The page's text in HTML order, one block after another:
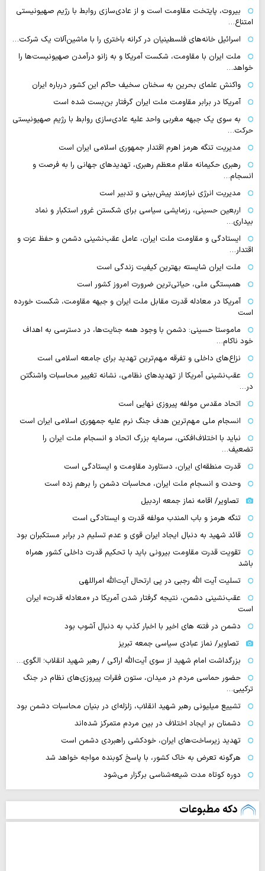
بیروت، پایتخت مقاومت است و از عادی‌سازی روابط با رژیم صهیونیستی
امتناع…
اسرائیل خانه‌های فلسطینیان در کرانه باختری را با ماشین‌آلات یک شرکت…
ملت ایران با مقاومت، شکست آمریکا و به زانو درآمدن صهیونیست‌ها را
خواهد…
واکنش علمای بحرین به سخنان سخیف حاکم این کشور درباره ایران
آمریکا در برابر مقاومت ملت ایران گرفتار بن‌بست شده است
به سوی یک جبهه مغربی واحد علیه عادی‌سازی روابط با رژیم صهیونیستی
حرکت…
مدیریت تنگه هرمز اهرم اقتدار جمهوری اسلامی ایران است
رهبری حکیمانه مقام معظم رهبری، تهدیدهای جهانی را به فرصت و
انسجام…
مدیریت انرژی نیازمند پیش‌بینی و تدبیر است
اربعین حسینی، رزمایشی سیاسی برای شکستن غرور استکبار و نماد
بیداری…
ایستادگی و مقاومت ملت ایران، عامل عقب‌نشینی دشمن و حفظ عزت و
اقتدار…
ملت ایران شایسته بهترین کیفیت زندگی است
همبستگی ملی، حیاتی‌ترین ضرورت امروز کشور است
آمریکا در معادله قدرت مقابل ملت ایران و جبهه مقاومت، شکست خورده
است
ماموستا حسینی: دشمن با وجود همه جنایت‌ها، در دسترسی به اهداف
خود ناکام…
نزاع‌های داخلی و تفرقه مهم‌ترین تهدید برای جامعه اسلامی است
عقب‌نشینی آمریکا از تهدیدهای نظامی، نشانه تغییر محاسبات واشنگتن
در…
اتحاد مقدس مولفه پیروزی نهایی است
انسجام ملی مهم‌ترین هدف جنگ نرم علیه جمهوری اسلامی ایران است
نباید با اختلاف‌افکنی، سرمایه بزرگ اتحاد و انسجام ملت ایران را
تضعیف…
قدرت منطقه‌ای ایران، دستاورد مقاومت و ایستادگی است
وحدت و انسجام ملت ایران، محاسبات دشمن را برهم زده است
تصاویر/ اقامه نماز جمعه اردبیل
تنگه‌ هرمز و باب المندب مولفه قدرت و ایستادگی است
قائد شهید به دنبال ایجاد ایران قوی و عدم تسلیم در برابر مستکبران بود
تقویت قدرت مقاومت بیرونی باید با تحکیم قدرت داخلی کشور همراه
باشد
تسلیت آیت الله رجبی در پی ارتحال آیت‌الله امراللهی
عقب‌نشینی دشمن، نتیجه گرفتار شدن آمریکا در «معادله قدرت» ایران
است
دشمن در فتنه های اخیر با اخبار کذب به دنبال آشوب بود
تصاویر/ نماز عبادی سیاسی جمعه تبریز
بزرگداشت امام شهید از سوی آیت‌الله اراکی / رهبر شهید انقلاب؛ الگوی…
حضور حماسی مردم در میدان، ستون فقرات پیروزی‌های نظام در جنگ
ترکیبی…
تشییع میلیونی رهبر شهید انقلاب، زلزله‌ای در بنیان محاسبات دشمن بود
دشمنان بر ایجاد اختلاف در بین مردم متمرکز شده‌اند
تهدید زیرساخت‌های ایران، خودکشی راهبردی دشمن است
هرگونه تعرض به خاک کشور، با پاسخ کوبنده مواجه خواهد شد
دوره کوتاه مدت شیعه‌شناسی برگزار می‌شود
دکه مطبوعات